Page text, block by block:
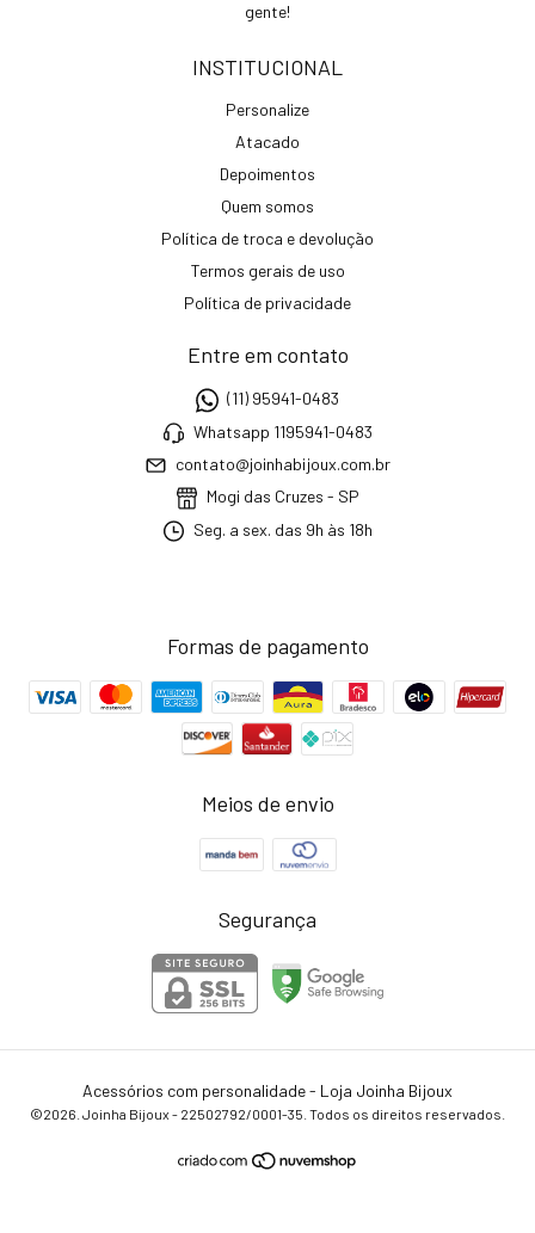
gente!
INSTITUCIONAL
Personalize
Atacado
Depoimentos
Quem somos
Política de troca e devolução
Termos gerais de uso
Política de privacidade
Entre em contato
(11) 95941-0483
Whatsapp 1195941-0483
contato@joinhabijoux.com.br
Mogi das Cruzes - SP
Seg. a sex. das 9h às 18h
Formas de pagamento
Meios de envio
Segurança
Acessórios com personalidade - Loja Joinha Bijoux
©2026. Joinha Bijoux - 22502792/0001-35. Todos os direitos reservados.